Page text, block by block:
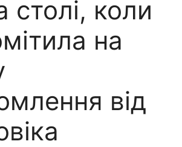
столі, коли
на
від